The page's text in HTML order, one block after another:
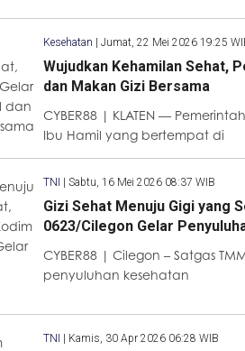
Kesehatan Jumat, 22 Mei 2026 19:25
Wujudkan Kehamilan Sehat,
dan Makan Gizi Bersama
CYBER88 | KLATEN —
Ibu Hamil yang bertempat di
TNI Sabtu, 16 Mei 2026 08:37 WIB
Gizi Sehat Menuju Gigi yang
0623/Cilegon Gelar
CYBER88 | Cilegon – Satgas
penyuluhan kesehatan
TNI Kamis, 30 Apr 2026 06:28 WIB